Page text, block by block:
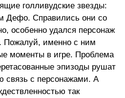
голливудские звезды:
Дефо. Справились они со
особенно удался персонаж
Пожалуй, именно с ним
моменты в игре. Проблема
эпизоды рушат
с персонажами. А
так